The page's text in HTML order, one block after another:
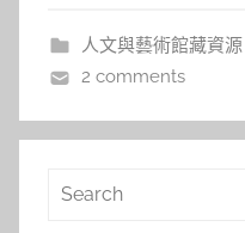
人文與藝術館藏資源
2 comments
搜